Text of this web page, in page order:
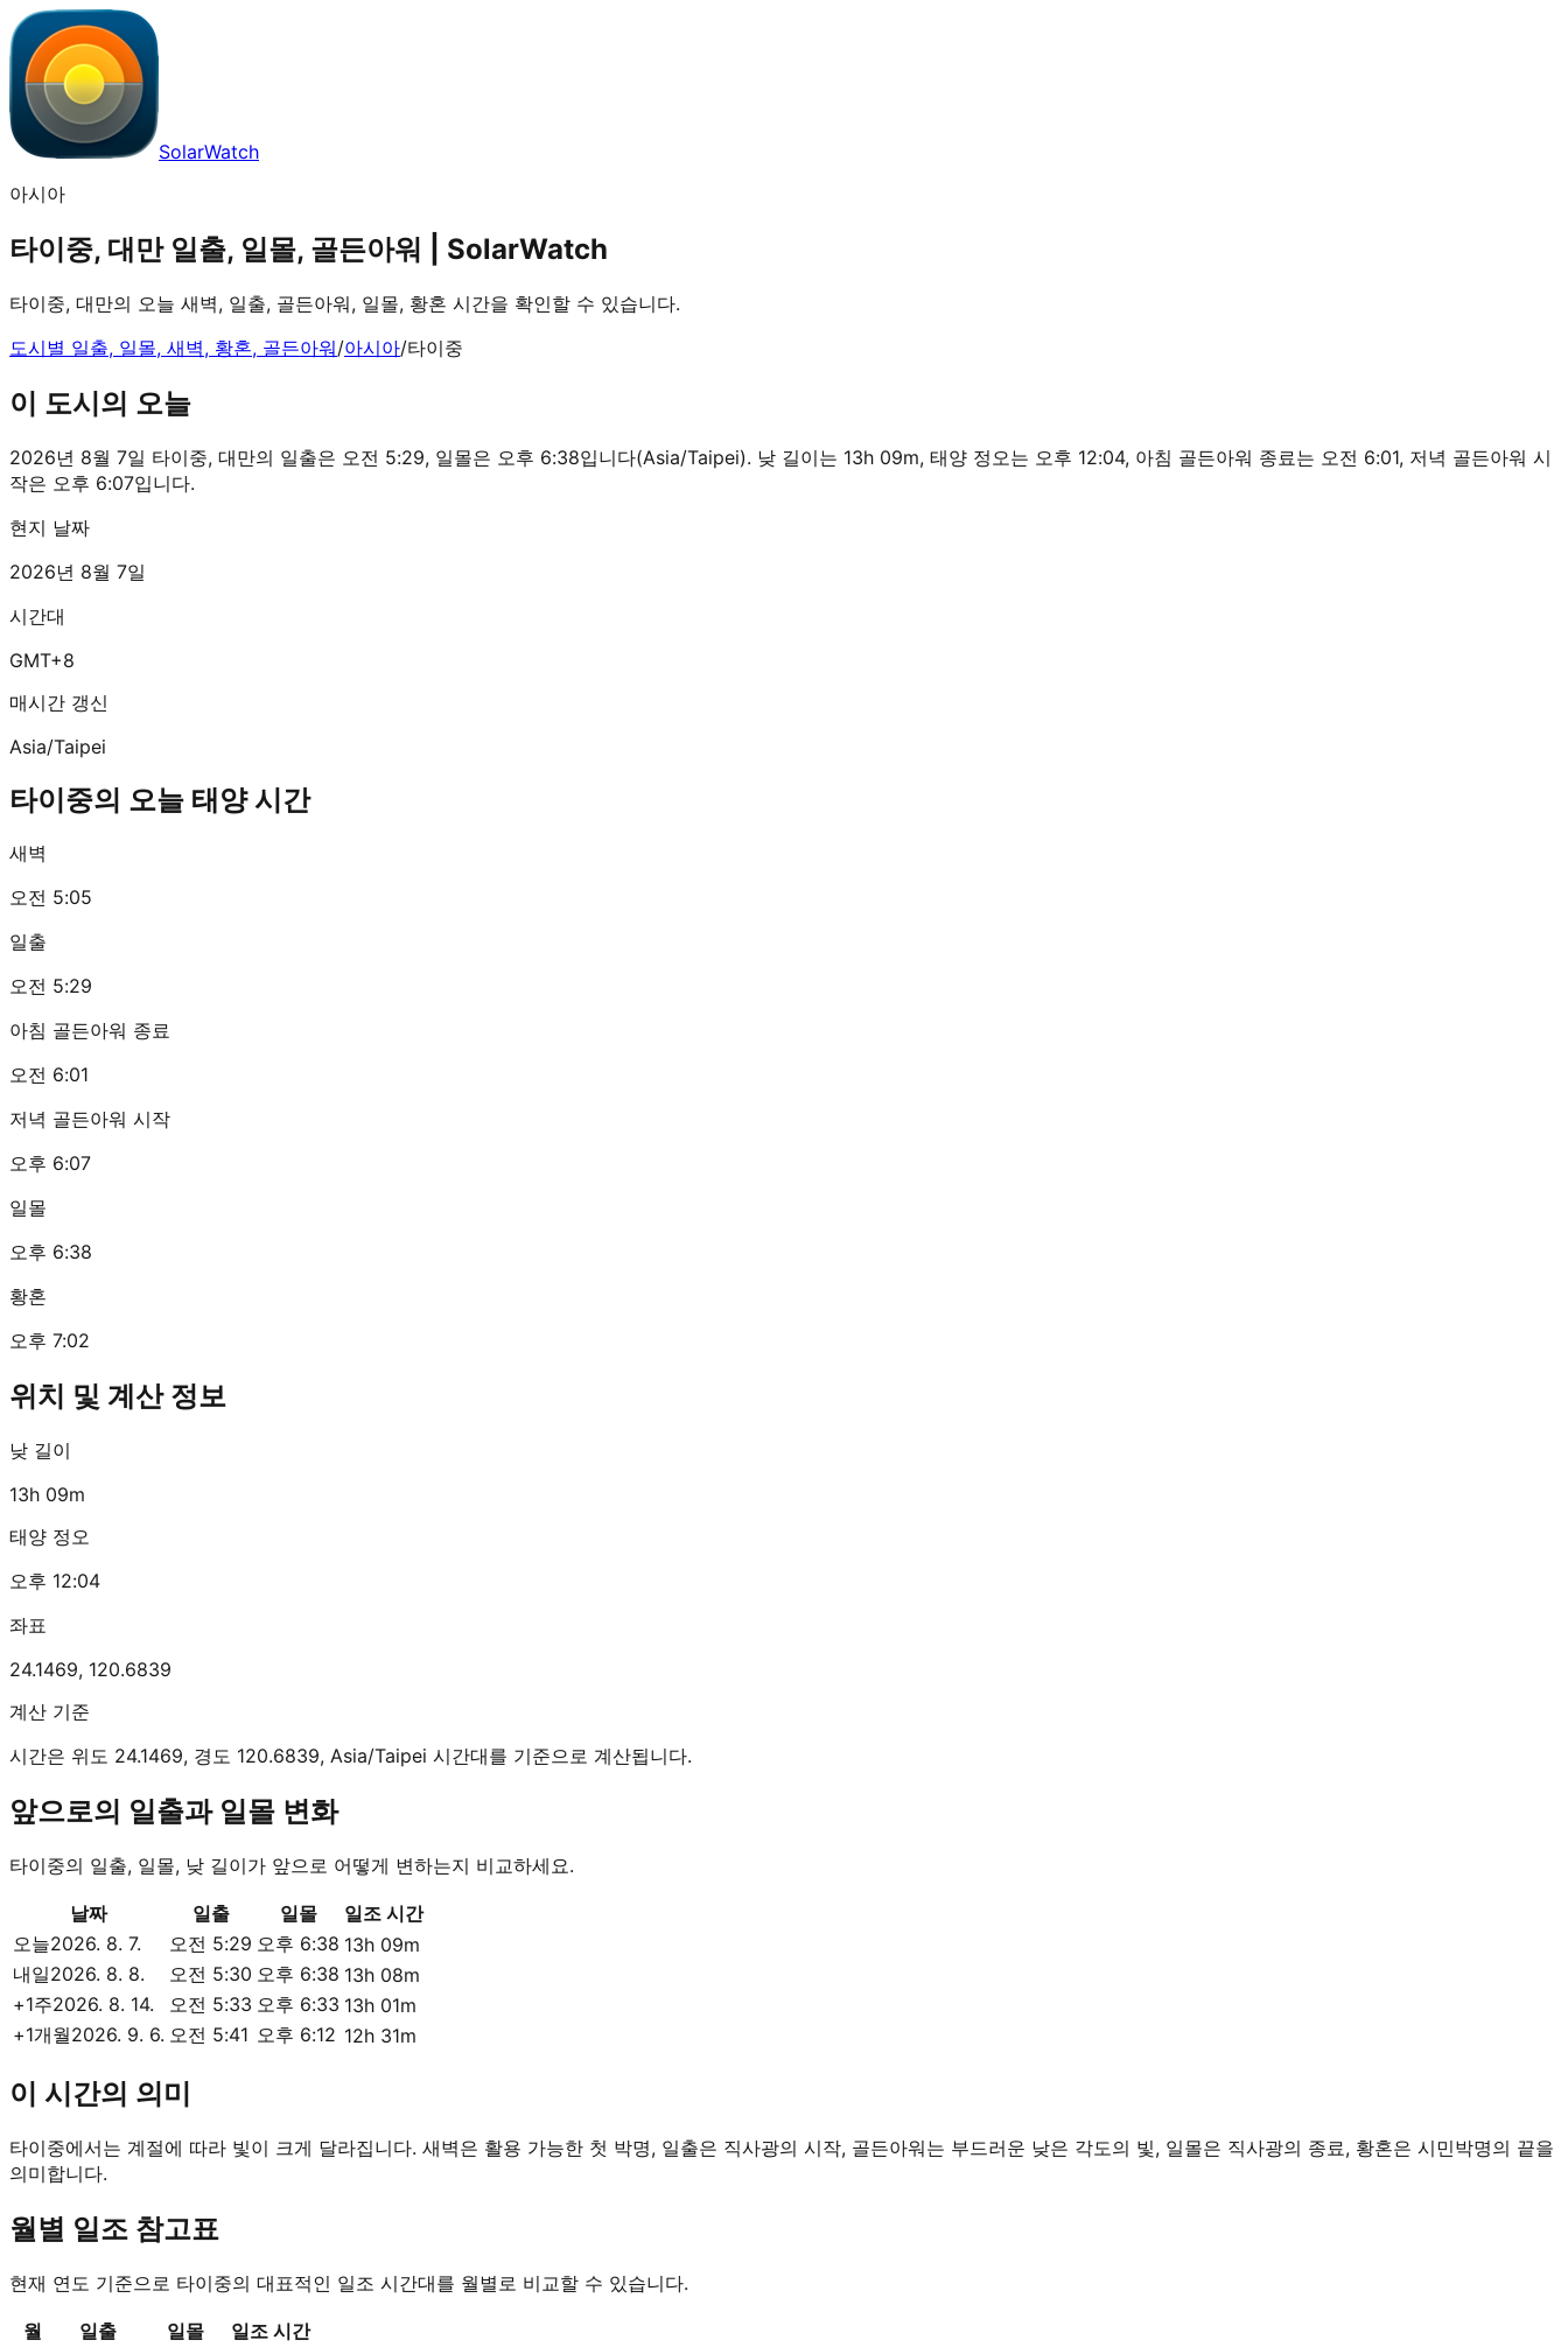
SolarWatch
아시아
타이중, 대만 일출, 일몰, 골든아워 | SolarWatch
타이중, 대만의 오늘 새벽, 일출, 골든아워, 일몰, 황혼 시간을 확인할 수 있습니다.
도시별 일출, 일몰, 새벽, 황혼, 골든아워/아시아/타이중
이 도시의 오늘
2026년 8월 7일 타이중, 대만의 일출은 오전 5:29, 일몰은 오후 6:38입니다(Asia/Taipei). 낮 길이는 13h 09m, 태양 정오는 오후 12:04, 아침 골든아워 종료는 오전 6:01, 저녁 골든아워 시
작은 오후 6:07입니다.
현지 날짜
2026년 8월 7일
시간대
GMT+8
매시간 갱신
Asia/Taipei
타이중의 오늘 태양 시간
새벽
오전 5:05
일출
오전 5:29
아침 골든아워 종료
오전 6:01
저녁 골든아워 시작
오후 6:07
일몰
오후 6:38
황혼
오후 7:02
위치 및 계산 정보
낮 길이
13h 09m
태양 정오
오후 12:04
좌표
24.1469, 120.6839
계산 기준
시간은 위도 24.1469, 경도 120.6839, Asia/Taipei 시간대를 기준으로 계산됩니다.
앞으로의 일출과 일몰 변화
타이중의 일출, 일몰, 낮 길이가 앞으로 어떻게 변하는지 비교하세요.
날짜 일출 일몰
일조 시간
오늘2026. 8. 7. 오전 5:29 오후 6:38 13h 09m
내일2026. 8. 8. 오전 5:30 오후 6:38 13h 08m
+1주2026. 8. 14. 오전 5:33 오후 6:33 13h 01m
+1개월2026. 9. 6. 오전 5:41 오후 6:12 12h 31m
이 시간의 의미
타이중에서는 계절에 따라 빛이 크게 달라집니다. 새벽은 활용 가능한 첫 박명, 일출은 직사광의 시작, 골든아워는 부드러운 낮은 각도의 빛, 일몰은 직사광의 종료, 황혼은 시민박명의 끝을
의미합니다.
월별 일조 참고표
현재 연도 기준으로 타이중의 대표적인 일조 시간대를 월별로 비교할 수 있습니다.
월 일출 일몰
일조 시간